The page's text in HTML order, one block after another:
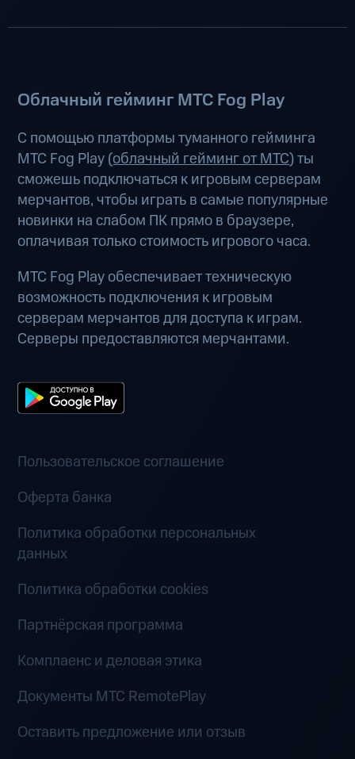
Облачный гейминг МТС Fog Play
С помощью платформы туманного гейминга
МТС Fog Play (облачный гейминг от МТС) ты
сможешь подключаться к игровым серверам
мерчантов, чтобы играть в самые популярные
новинки на слабом ПК прямо в браузере,
оплачивая только стоимость игрового часа.
МТС Fog Play обеспечивает техническую
возможность подключения к игровым
серверам мерчантов для доступа к играм.
Серверы предоставляются мерчантами.
Пользовательское соглашение
Оферта банка
Политика обработки персональных
данных
Политика обработки cookies
Партнёрская программа
Комплаенс и деловая этика
Документы MTC RemotePlay
Оставить предложение или отзыв